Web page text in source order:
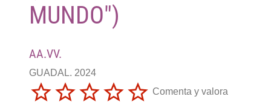
MUNDO")
AA.VV.
GUADAL. 2024
Comenta y valora